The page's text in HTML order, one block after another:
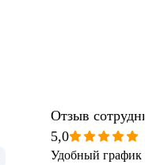
Отзыв
5,0
Удобный график